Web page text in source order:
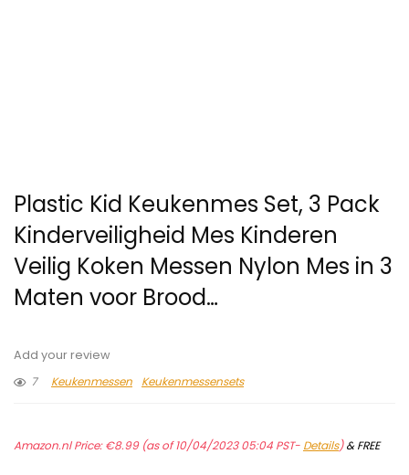
Plastic Kid Keukenmes Set, 3 Pack
Kinderveiligheid Mes Kinderen
Veilig Koken Messen Nylon Mes in 3
Maten voor Brood…
Add your review
7
Keukenmessen Keukenmessensets
Amazon.nl Price:€8.99(as of 10/04/2023 05:04 PST- Details)&FREE